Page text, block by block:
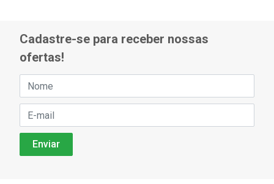
Cadastre-se para receber nossas
ofertas!